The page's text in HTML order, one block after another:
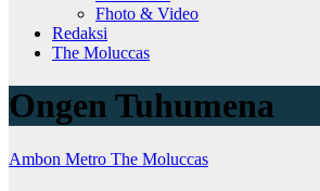
Fhoto & Video
Redaksi
The Moluccas
Ongen Tuhumena
Ambon Metro The Moluccas